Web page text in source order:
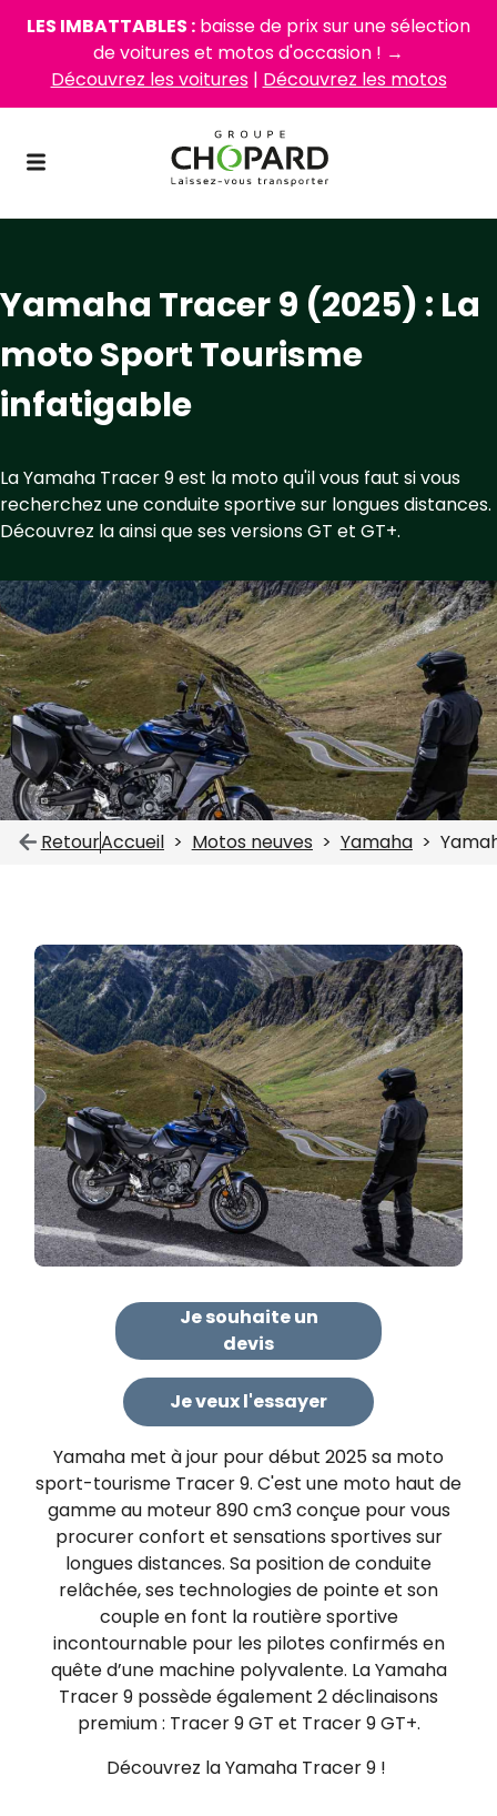
LES IMBATTABLES : baisse de prix sur une sélection
de voitures et motos d'occasion ! →
Découvrez les voitures| Découvrez les motos
Yamaha Tracer 9 (2025) : La
moto Sport Tourisme
infatigable
La Yamaha Tracer 9 est la moto qu'il vous faut si vous
recherchez une conduite sportive sur longues distances.
Découvrez la ainsi que ses versions GT et GT+.
RetourAccueil Motos neuves Yamaha
Je souhaite un
devis
Je veux l'essayer
Yamaha met à jour pour début 2025 sa moto
sport-tourisme Tracer 9. C'est une moto haut de
gamme au moteur 890 cm3 conçue pour vous
procurer confort et sensations sportives sur
longues distances. Sa position de conduite
relâchée, ses technologies de pointe et son
couple en font la routière sportive
incontournable pour les pilotes confirmés en
quête d’une machine polyvalente. La Yamaha
Tracer 9 possède également 2 déclinaisons
premium : Tracer 9 GT et Tracer 9 GT+.
Découvrez la Yamaha Tracer 9 !